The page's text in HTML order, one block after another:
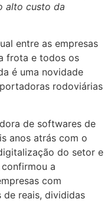
alto custo da
entre as empresas
frota e todos os
é uma novidade
rodoviárias
de softwares de
anos atrás com o
do setor e
a
com
reais, divididas